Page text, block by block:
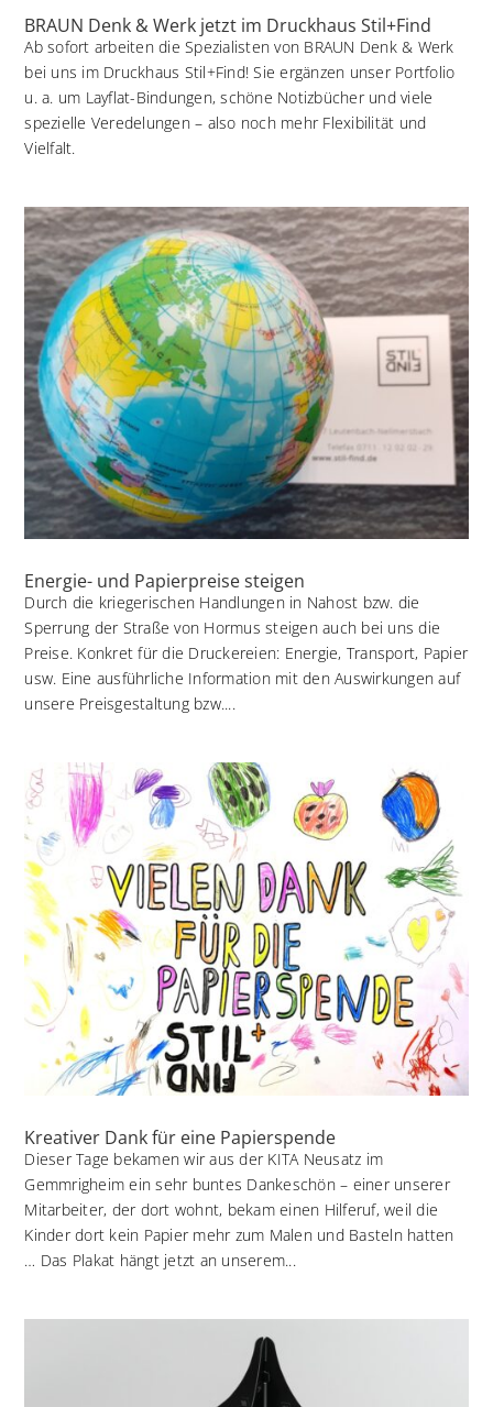
BRAUN Denk & Werk jetzt im Druckhaus Stil+Find
Ab sofort arbeiten die Spezialisten von BRAUN Denk & Werk
bei uns im Druckhaus Stil+Find! Sie ergänzen unser Portfolio
u. a. um Layflat-Bindungen, schöne Notizbücher und viele
spezielle Veredelungen – also noch mehr Flexibilität und
Vielfalt.
Energie- und Papierpreise steigen
Durch die kriegerischen Handlungen in Nahost bzw. die
Sperrung der Straße von Hormus steigen auch bei uns die
Preise. Konkret für die Druckereien: Energie, Transport, Papier
usw. Eine ausführliche Information mit den Auswirkungen auf
unsere Preisgestaltung bzw....
Kreativer Dank für eine Papierspende
Dieser Tage bekamen wir aus der KITA Neusatz im
Gemmrigheim ein sehr buntes Dankeschön – einer unserer
Mitarbeiter, der dort wohnt, bekam einen Hilferuf, weil die
Kinder dort kein Papier mehr zum Malen und Basteln hatten
… Das Plakat hängt jetzt an unserem...